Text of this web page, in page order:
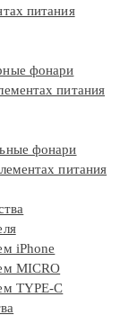
питания
фонари
питания
фонари
питания
iPhone
MICRO
TYPE-C